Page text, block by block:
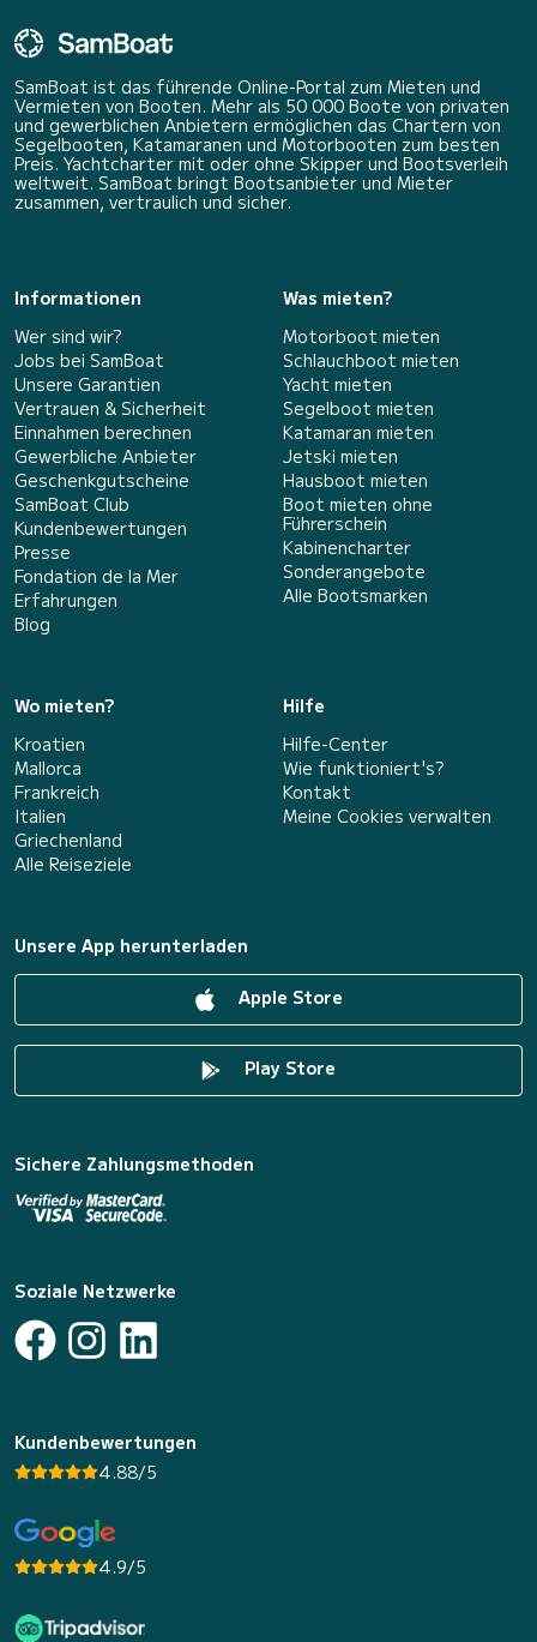
SamBoat ist das führende Online-Portal zum Mieten und
Vermieten von Booten. Mehr als 50 000 Boote von privaten
und gewerblichen Anbietern ermöglichen das Chartern von
Segelbooten, Katamaranen und Motorbooten zum besten
Preis. Yachtcharter mit oder ohne Skipper und Bootsverleih
weltweit. SamBoat bringt Bootsanbieter und Mieter
zusammen, vertraulich und sicher.
Informationen
Wer sind wir?
Jobs bei SamBoat
Unsere Garantien
Vertrauen & Sicherheit
Einnahmen berechnen
Gewerbliche Anbieter
Geschenkgutscheine
SamBoat Club
Kundenbewertungen
Presse
Fondation de la Mer
Erfahrungen
Blog
Was mieten?
Motorboot mieten
Schlauchboot mieten
Yacht mieten
Segelboot mieten
Katamaran mieten
Jetski mieten
Hausboot mieten
Boot mieten ohne
Führerschein
Kabinencharter
Sonderangebote
Alle Bootsmarken
Wo mieten?
Kroatien
Mallorca
Frankreich
Italien
Griechenland
Alle Reiseziele
Hilfe
Hilfe-Center
Wie funktioniert's?
Kontakt
Meine Cookies verwalten
Unsere App herunterladen
Apple Store
Play Store
Sichere Zahlungsmethoden
Soziale Netzwerke
Kundenbewertungen
4.88/5
4.9/5